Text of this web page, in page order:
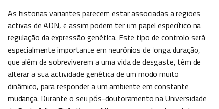
As histonas variantes parecem estar associadas a regiões
activas de ADN, e assim podem ter um papel específico na
regulação da expressão genética. Este tipo de controlo será
especialmente importante em neurónios de longa duração,
que além de sobreviverem a uma vida de desgaste, têm de
alterar a sua actividade genética de um modo muito
dinâmico, para responder a um ambiente em constante
mudança. Durante o seu pós-doutoramento na Universidade